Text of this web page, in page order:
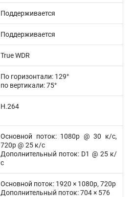
Поддерживается
Поддерживается
True WDR
По горизонтали: 129°
по вертикали: 75°
H.264
Основной поток: 1080p @ 30 к/с,
720p @ 25 к/с
Дополнительный поток: D1 @ 25 к/
с
Основной поток: 1920 × 1080p, 720p
Дополнительный поток: 704 × 576